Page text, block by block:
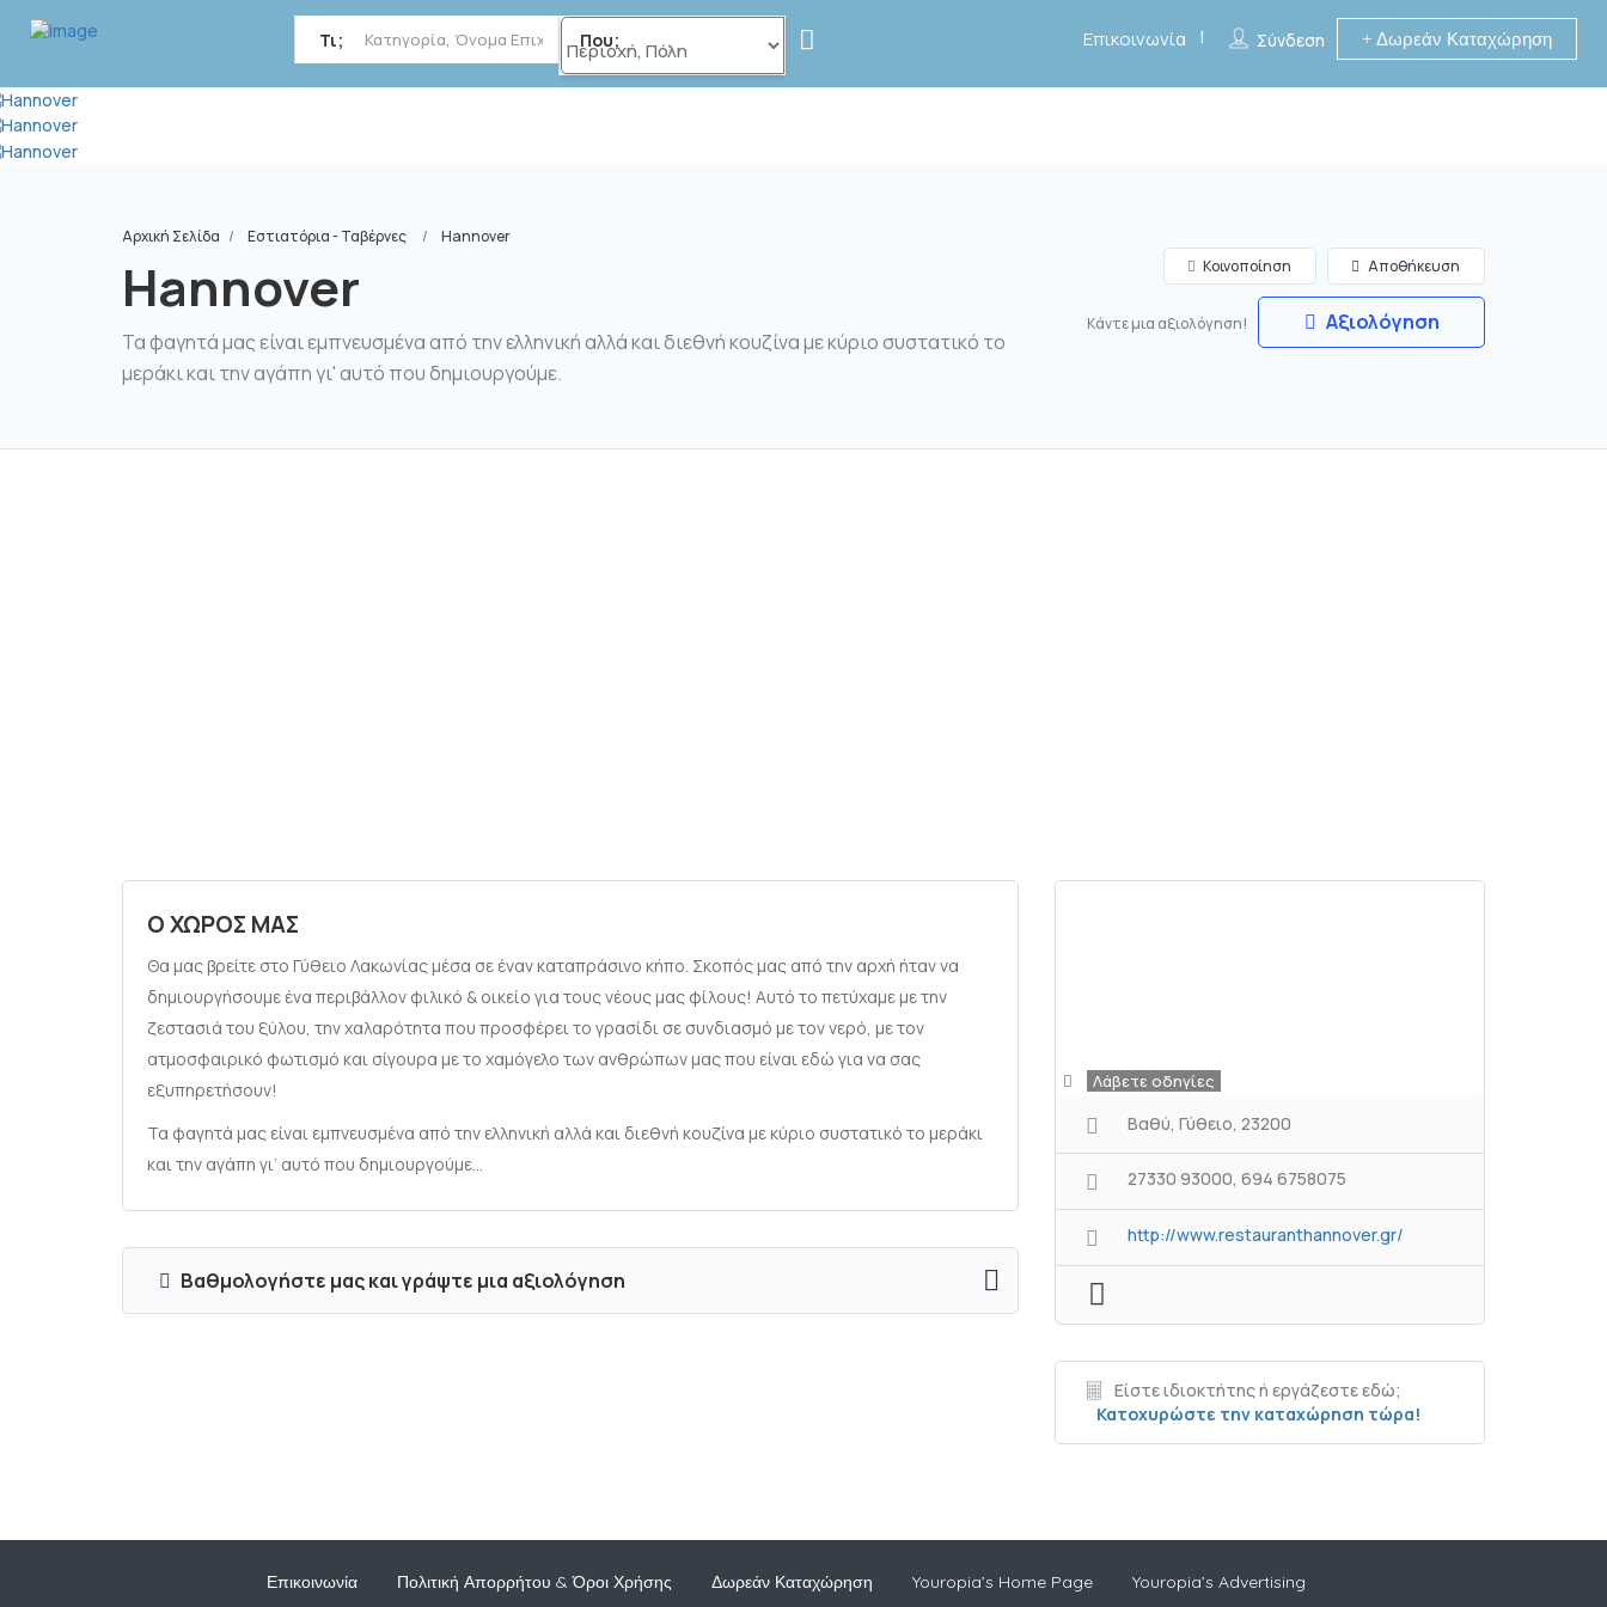
Τι; Που; Σύνδεση Δωρεάν Καταχώρηση
Επικοινωνία
Αρχική Σελίδα Εστιατόρια - Ταβέρνες Hannover
Hannover
Τα φαγητά μας είναι εμπνευσμένα από την ελληνική αλλά και διεθνή κουζίνα με κύριο συστατικό το
μεράκι και την αγάπη γι' αυτό που δημιουργούμε.
Αποθήκευση
Κοινοποίηση
Κάντε μια αξιολόγηση! Αξιολόγηση
Ο ΧΩΡΟΣ ΜΑΣ
Θα μας βρείτε στο Γύθειο Λακωνίας μέσα σε έναν καταπράσινο κήπο. Σκοπός μας από την αρχή ήταν να
δημιουργήσουμε ένα περιβάλλον φιλικό & οικείο για τους νέους μας φίλους! Αυτό το πετύχαμε με την
ζεστασιά του ξύλου, την χαλαρότητα που προσφέρει το γρασίδι σε συνδιασμό με τον νερό, με τον
ατμοσφαιρικό φωτισμό και σίγουρα με το χαμόγελο των ανθρώπων μας που είναι εδώ για να σας
εξυπηρετήσουν!
Τα φαγητά μας είναι εμπνευσμένα από την ελληνική αλλά και διεθνή κουζίνα με κύριο συστατικό το μεράκι
και την αγάπη γι’ αυτό που δημιουργούμε…
Βαθμολογήστε μας και γράψτε μια αξιολόγηση
Λάβετε οδηγίες
Βαθύ, Γύθειο, 23200
27330 93000, 694 6758075
http://www.restauranthannover.gr/
Είστε ιδιοκτήτης ή εργάζεστε εδώ;
Κατοχυρώστε την καταχώρηση τώρα!
Επικοινωνία Πολιτική Απορρήτου & Όροι Χρήσης Δωρεάν Καταχώρηση Youropia’s Home Page Youropia’s Advertising